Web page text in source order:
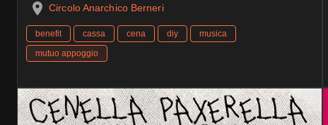
Circolo Anarchico Berneri
benefit cassa cena diy
musica
mutuo appoggio